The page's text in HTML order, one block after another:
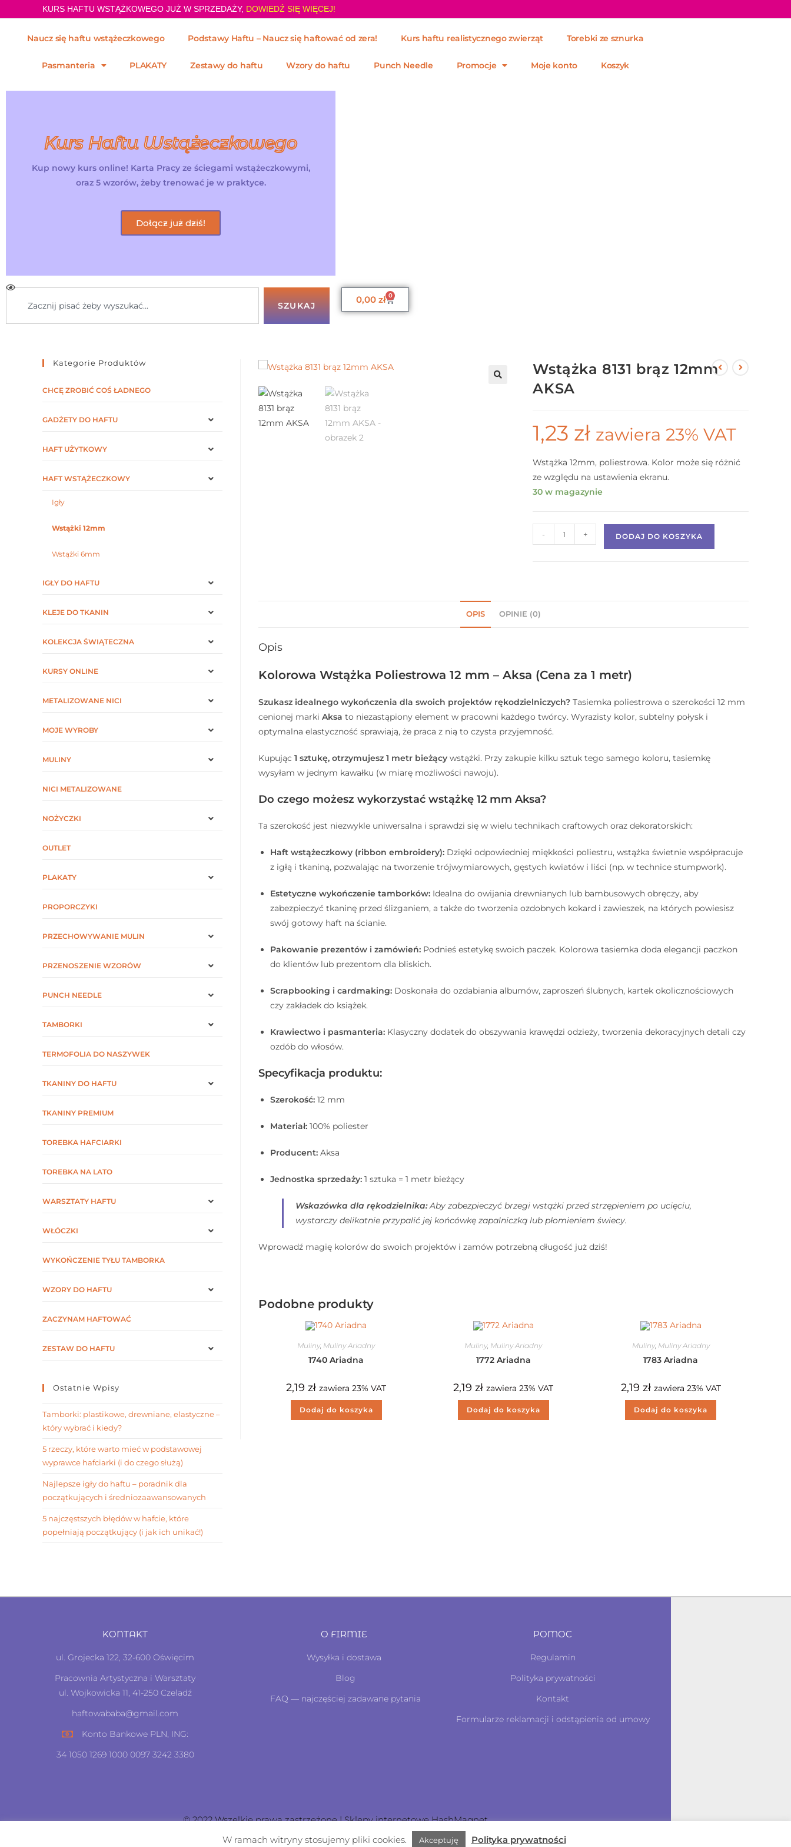
KURS HAFTU WSTĄŻKOWEGO JUŻ W SPRZEDAŻY, DOWIEDŹ SIĘ WIĘCEJ!
Naucz się haftu wstążeczkowego Podstawy Haftu – Naucz się haftować od zera! Kurs haftu realistycznego zwierząt Torebki ze sznurka
Pasmanteria PLAKATY Zestawy do haftu Wzory do haftu Punch Needle Promocje Moje konto Koszyk
Kurs Haftu Wstążeczkowego
Kup nowy kurs online! Karta Pracy ze ściegami wstążeczkowymi,
oraz 5 wzorów, żeby trenować je w praktyce.
Dołącz już dziś!
SZUKAJ
0,00 zł 0
Wstążka 8131 brąz 12mm
AKSA
1,23 zł zawiera 23% VAT
Wstążka 12mm, poliestrowa. Kolor może się różnić
ze względu na ustawienia ekranu.
30 w magazynie
- + DODAJ DO KOSZYKA
OPIS OPINIE (0)
Opis
Kolorowa Wstążka Poliestrowa 12 mm – Aksa (Cena za 1 metr)
Szukasz idealnego wykończenia dla swoich projektów rękodzielniczych? Tasiemka poliestrowa o szerokości 12 mm
cenionej marki Aksa to niezastąpiony element w pracowni każdego twórcy. Wyrazisty kolor, subtelny połysk i
optymalna elastyczność sprawiają, że praca z nią to czysta przyjemność.
Kupując 1 sztukę, otrzymujesz 1 metr bieżący wstążki. Przy zakupie kilku sztuk tego samego koloru, tasiemkę
wysyłam w jednym kawałku (w miarę możliwości nawoju).
Do czego możesz wykorzystać wstążkę 12 mm Aksa?
Ta szerokość jest niezwykle uniwersalna i sprawdzi się w wielu technikach craftowych oraz dekoratorskich:
Haft wstążeczkowy (ribbon embroidery): Dzięki odpowiedniej miękkości poliestru, wstążka świetnie współpracuje
z igłą i tkaniną, pozwalając na tworzenie trójwymiarowych, gęstych kwiatów i liści (np. w technice stumpwork).
Estetyczne wykończenie tamborków: Idealna do owijania drewnianych lub bambusowych obręczy, aby
zabezpieczyć tkaninę przed ślizganiem, a także do tworzenia ozdobnych kokard i zawieszek, na których powiesisz
swój gotowy haft na ścianie.
Pakowanie prezentów i zamówień: Podnieś estetykę swoich paczek. Kolorowa tasiemka doda elegancji paczkon
do klientów lub prezentom dla bliskich.
Scrapbooking i cardmaking: Doskonała do ozdabiania albumów, zaproszeń ślubnych, kartek okolicznościowych
czy zakładek do książek.
Krawiectwo i pasmanteria: Klasyczny dodatek do obszywania krawędzi odzieży, tworzenia dekoracyjnych detali czy
ozdób do włosów.
Specyfikacja produktu:
Szerokość: 12 mm
Materiał: 100% poliester
Producent: Aksa
Jednostka sprzedaży: 1 sztuka = 1 metr bieżący
Wskazówka dla rękodzielnika:Aby zabezpieczyć brzegi wstążki przed strzępieniem po ucięciu,
wystarczy delikatnie przypalić jej końcówkę zapalniczką lub płomieniem świecy.
Wprowadź magię kolorów do swoich projektów i zamów potrzebną długość już dziś!
Podobne produkty
Muliny, Muliny Ariadny
1740 Ariadna
2,19zł zawiera 23% VAT
Dodaj do koszyka
Muliny, Muliny Ariadny
1772 Ariadna
2,19zł zawiera 23% VAT
Dodaj do koszyka
Muliny, Muliny Ariadny
1783 Ariadna
2,19 zł zawiera 23% VAT
Dodaj do koszyka
Kategorie Produktów
CHCĘ ZROBIĆ COŚ ŁADNEGO
GADŻETY DO HAFTU
HAFT UŻYTKOWY
HAFT WSTĄŻECZKOWY
Igły
Wstążki 12mm
Wstążki 6mm
IGŁY DO HAFTU
KLEJE DO TKANIN
KOLEKCJA ŚWIĄTECZNA
KURSY ONLINE
METALIZOWANE NICI
MOJE WYROBY
MULINY
NICI METALIZOWANE
NOŻYCZKI
OUTLET
PLAKATY
PROPORCZYKI
PRZECHOWYWANIE MULIN
PRZENOSZENIE WZORÓW
PUNCH NEEDLE
TAMBORKI
TERMOFOLIA DO NASZYWEK
TKANINY DO HAFTU
TKANINY PREMIUM
TOREBKA HAFCIARKI
TOREBKA NA LATO
WARSZTATY HAFTU
WŁÓCZKI
WYKOŃCZENIE TYŁU TAMBORKA
WZORY DO HAFTU
ZACZYNAM HAFTOWAĆ
ZESTAW DO HAFTU
Ostatnie Wpisy
Tamborki: plastikowe, drewniane, elastyczne –
który wybrać i kiedy?
5 rzeczy, które warto mieć w podstawowej
wyprawce hafciarki (i do czego służą)
Najlepsze igły do haftu – poradnik dla
początkujących i średniozaawansowanych
5 najczęstszych błędów w hafcie, które
popełniają początkujący (i jak ich unikać!)
KONTAKT
ul. Grojecka 122, 32-600 Oświęcim
Pracownia Artystyczna i Warsztaty
ul. Wojkowicka 11, 41-250 Czeladź
haftowababa@gmail.com
Konto Bankowe PLN, ING:
34 1050 1269 1000 0097 3242 3380
O FIRMIE
Wysyłka i dostawa
Blog
FAQ — najczęściej zadawane pytania
POMOC
Regulamin
Polityka prywatności
Kontakt
Formularze reklamacji i odstąpienia od umowy
© 2022 Wszelkie prawa zastrzeżone | Sklepy internetoweHashMagnet
W ramach witryny stosujemy pliki cookies.
Akceptuję Polityka prywatności